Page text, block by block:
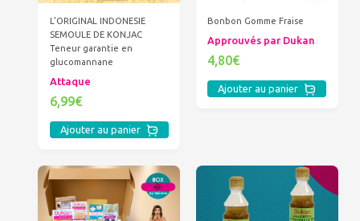
L'ORIGINAL INDONESIE
SEMOULE DE KONJAC
Teneur garantie en
glucomannane
Attaque
6,99€
Ajouter au panier
Bonbon Gomme Fraise
Approuvés par Dukan
4,80€
Ajouter au panier